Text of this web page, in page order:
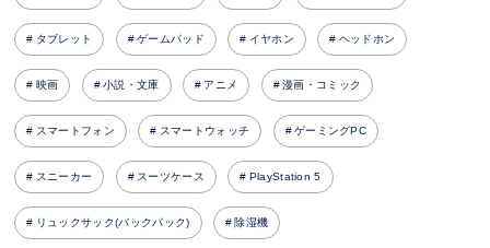
タブレット ゲームパッド イヤホン ヘッドホン
映画 小説・文庫 アニメ 漫画・コミック
スマートフォン スマートウォッチ ゲーミングPC
スニーカー スーツケース PlayStation 5
リュックサック(バックパック) 除湿機